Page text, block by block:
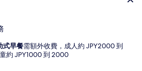
式早餐需額外收費，成人約 JPY2000 到
約 JPY1000 到 2000